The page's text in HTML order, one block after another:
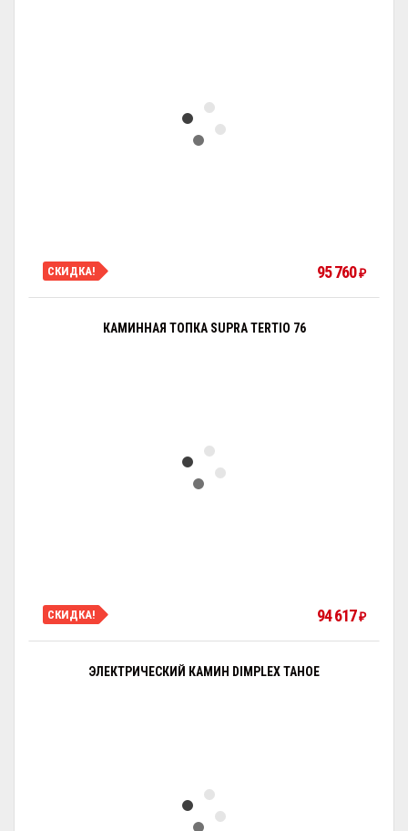
СКИДКА! 95 760₽
КАМИННАЯ ТОПКА SUPRA TERTIO 76
СКИДКА! 94 617₽
ЭЛЕКТРИЧЕСКИЙ КАМИН DIMPLEX TAHOE